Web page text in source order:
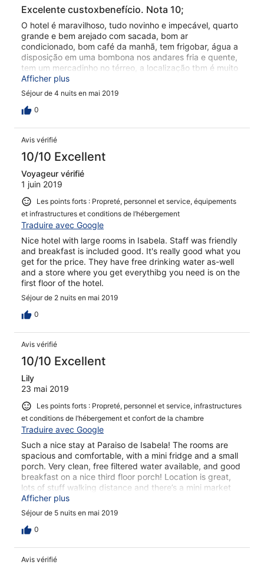
Excelente custoxbenefício. Nota 10;
O hotel é maravilhoso, tudo novinho e impecável, quarto
grande e bem arejado com sacada, bom ar
condicionado, bom café da manhã, tem frigobar, água a
disposição em uma bombona nos andares fria e quente,
tem um mercadinho no térreo, a localização tbm é muito
boa, muito atenciosos. O dono do hotel nos levou de
madrugada para o porto, muito amável e gentil.
Afficher plus
Séjour de 4 nuits en mai 2019
0
Avis vérifié
10/10 Excellent
Voyageur vérifié
1 juin 2019
Les points forts : Propreté, personnel et service, équipements
et infrastructures et conditions de l’hébergement
Traduire avec Google
Nice hotel with large rooms in Isabela. Staff was friendly
and breakfast is included good. It's really good what you
get for the price. They have free drinking water as-well
and a store where you get everythibg you need is on the
first floor of the hotel.
Séjour de 2 nuits en mai 2019
0
Avis vérifié
10/10 Excellent
Lily
23 mai 2019
Les points forts : Propreté, personnel et service, infrastructures
et conditions de l’hébergement et confort de la chambre
Traduire avec Google
Such a nice stay at Paraiso de Isabela! The rooms are
spacious and comfortable, with a mini fridge and a small
porch. Very clean, free filtered water available, and good
breakfast on a nice third floor porch! Location is great,
lots of stuff walking distance and there’s a mini market
attached to the hotel which is super convenient. The
owners are so kind, they even drove us to the port for a
5:30 AM ferry. My only complaint is it can be a little
noisy. Still definitely recommend!
Afficher plus
Séjour de 5 nuits en mai 2019
0
Avis vérifié